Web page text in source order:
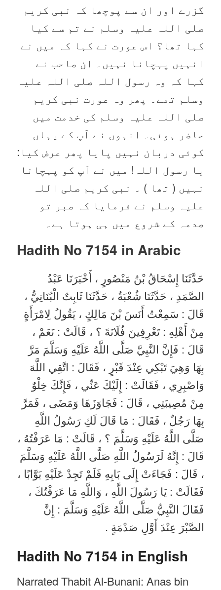
گزرے اور ان سے پوچھا کہ نبی کریم
صلی اللہ علیہ وسلم نے تم سے کیا
کہا تھا؟ اس عورت نے کہا کہ میں نے
انہیں پہچانا نہیں۔ ان صاحب نے
کہا کہ وہ رسول اللہ صلی اللہ علیہ
وسلم تھے۔ پھر وہ عورت نبی کریم
صلی اللہ علیہ وسلم کی خدمت میں
حاضر ہوئی۔ انہوں نے آپ کے یہاں
کوئی دربان نہیں پایا پھر عرض کیا:
یا رسول اللہ! میں نے آپ کو پہچانا
نہیں ( تھا ) ۔ نبی کریم صلی اللہ
علیہ وسلم نے فرمایا کہ صبر تو
صدمہ کے شروع میں ہی ہوتا ہے۔
Hadith No 7154 in Arabic
حَدَّثَنَا إِسْحَاقُ بْنُ مَنْصُورٍ ، أَخْبَرَنَا عَبْدُ
الصَّمَدِ ، حَدَّثَنَا شُعْبَةُ ، حَدَّثَنَا ثَابِتٌ الْبُنَانِيُّ ،
قَالَ : سَمِعْتُ أَنَسَ بْنَ مَالِكٍ ، يَقُولُ لِامْرَأَةٍ
مِنْ أَهْلِهِ : تَعْرِفِينَ فُلَانَةَ ؟ ، قَالَتْ : نَعَمْ ،
قَالَ : فَإِنَّ النَّبِيَّ صَلَّى اللَّهُ عَلَيْهِ وَسَلَّمَ مَرَّ
بِهَا وَهِيَ تَبْكِي عِنْدَ قَبْرٍ ، فَقَالَ : اتَّقِي اللَّهَ
وَاصْبِرِي ، فَقَالَتْ : إِلَيْكَ عَنِّي ، فَإِنَّكَ خِلْوٌ
مِنْ مُصِيبَتِي ، قَالَ : فَجَاوَزَهَا وَمَضَى ، فَمَرَّ
بِهَا رَجُلٌ ، فَقَالَ : مَا قَالَ لَكِ رَسُولُ اللَّهِ
صَلَّى اللَّهُ عَلَيْهِ وَسَلَّمَ ؟ ، قَالَتْ : مَا عَرَفْتُهُ ،
قَالَ : إِنَّهُ لَرَسُولُ اللَّهِ صَلَّى اللَّهُ عَلَيْهِ وَسَلَّمَ
، قَالَ : فَجَاءَتْ إِلَى بَابِهِ فَلَمْ تَجِدْ عَلَيْهِ بَوَّابًا ،
فَقَالَتْ : يَا رَسُولَ اللَّهِ ، وَاللَّهِ مَا عَرَفْتُكَ ،
فَقَالَ النَّبِيُّ صَلَّى اللَّهُ عَلَيْهِ وَسَلَّمَ : إِنَّ
الصَّبْرَ عِنْدَ أَوَّلِ صَدْمَةٍ .
Hadith No 7154 in English
Narrated Thabit Al-Bunani: Anas bin